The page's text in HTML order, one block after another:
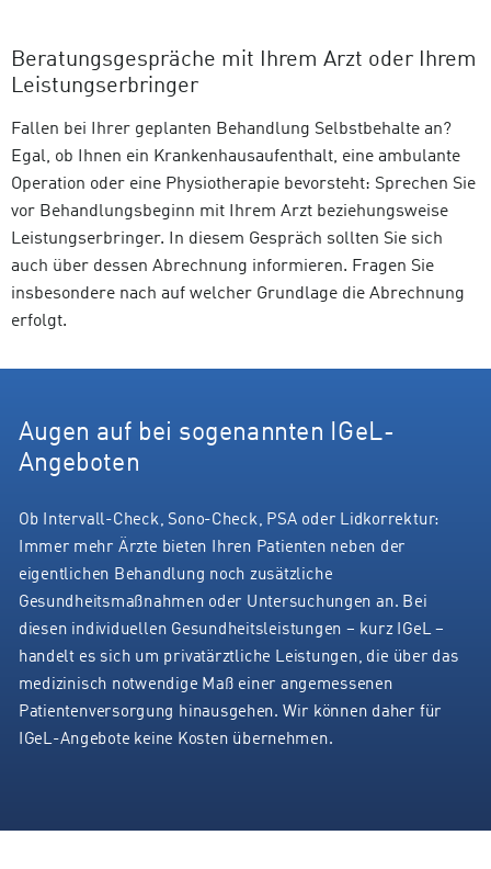
Beratungsgespräche mit Ihrem Arzt oder Ihrem
Leistungserbringer
Fallen bei Ihrer geplanten Behandlung Selbstbehalte an?
Egal, ob Ihnen ein Krankenhausaufenthalt, eine ambulante
Operation oder eine Physiotherapie bevorsteht: Sprechen Sie
vor Behandlungsbeginn mit Ihrem Arzt beziehungsweise
Leistungserbringer. In diesem Gespräch sollten Sie sich
auch über dessen Abrechnung informieren. Fragen Sie
insbesondere nach auf welcher Grundlage die Abrechnung
erfolgt.
Augen auf bei sogenannten IGeL-
Angeboten
Ob Intervall-Check, Sono-Check, PSA oder Lidkorrektur:
Immer mehr Ärzte bieten Ihren Patienten neben der
eigentlichen Behandlung noch zusätzliche
Gesundheitsmaßnahmen oder Untersuchungen an. Bei
diesen individuellen Gesundheitsleistungen – kurz IGeL –
handelt es sich um privatärztliche Leistungen, die über das
medizinisch notwendige Maß einer angemessenen
Patientenversorgung hinausgehen. Wir können daher für
IGeL-Angebote keine Kosten übernehmen.